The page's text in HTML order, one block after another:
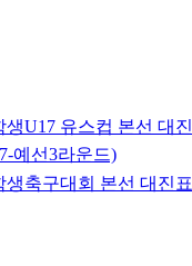
생U17 유스컵 본선 대
예선3라운드)
생축구대회 본선 대진표